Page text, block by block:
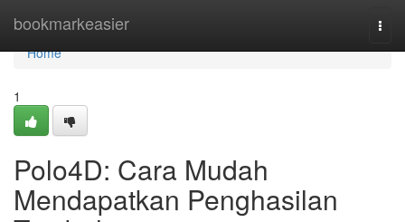
bookmarkeasier
Home
Home
1
Polo4D: Cara Mudah
Mendapatkan Penghasilan